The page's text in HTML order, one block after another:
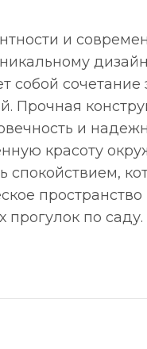
и
и
красоту
по